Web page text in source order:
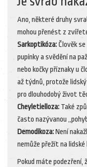
Ano, některé druhy
mohou přenést z
Sarkoptikóza: Člověk
pupínky a svědění na
nebo kočky příznaky u
až týdnů, protože
pro dlouhodobý život
Cheyletielloza: Také
často nazývanou
Demodikoza:Není
nemůže přežít na lidské
Pokud máte